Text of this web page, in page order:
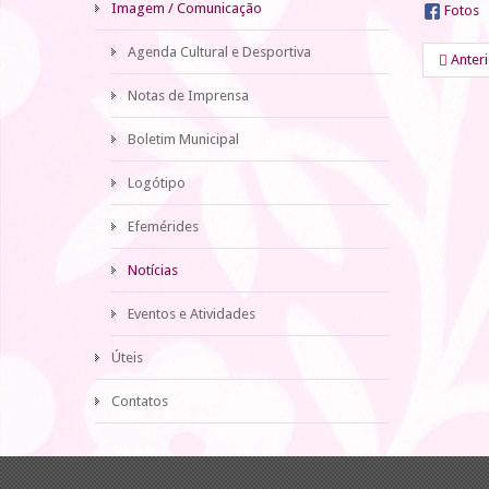
Fotos
Imagem / Comunicação
Agenda Cultural e Desportiva
Notas de Imprensa
Boletim Municipal
Logótipo
Efemérides
Notícias
Eventos e Atividades
Úteis
Contatos